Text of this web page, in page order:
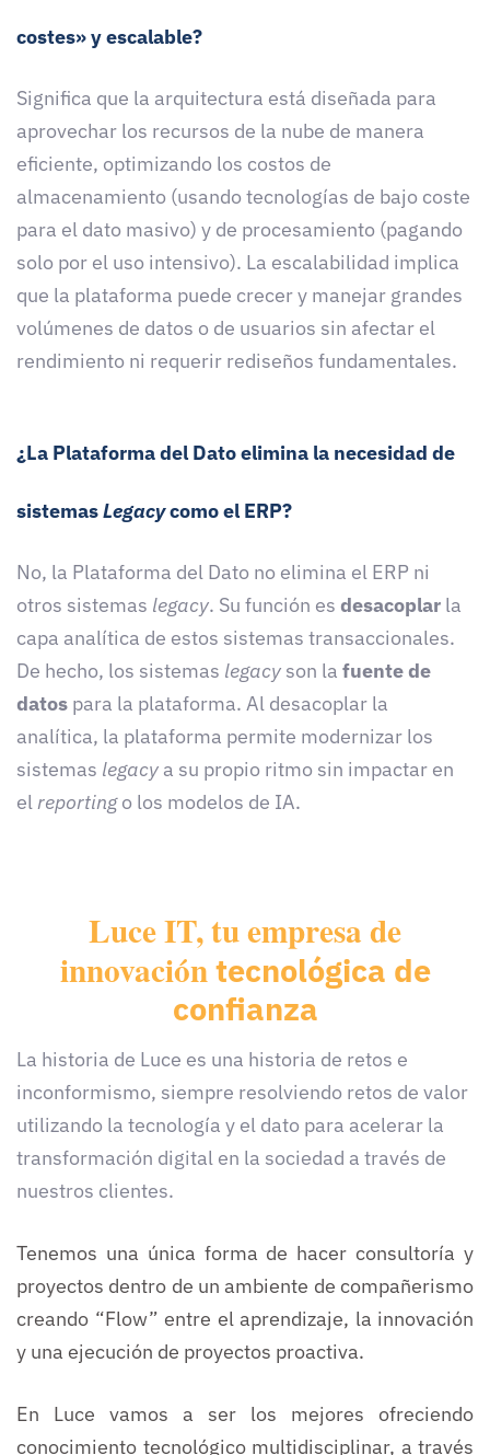
costes» y escalable?
Significa que la arquitectura está diseñada para
aprovechar los recursos de la nube de manera
eficiente, optimizando los costos de
almacenamiento (usando tecnologías de bajo coste
para el dato masivo) y de procesamiento (pagando
solo por el uso intensivo). La escalabilidad implica
que la plataforma puede crecer y manejar grandes
volúmenes de datos o de usuarios sin afectar el
rendimiento ni requerir rediseños fundamentales.
¿La Plataforma del Dato elimina la necesidad de
sistemasLegacycomo el ERP?
No, la Plataforma del Dato no elimina el ERP ni
otros sistemas legacy. Su función es desacoplar la
capa analítica de estos sistemas transaccionales.
De hecho, los sistemas legacy son la fuente de
datos para la plataforma. Al desacoplar la
analítica, la plataforma permite modernizar los
sistemas legacy a su propio ritmo sin impactar en
elreportingo los modelos de IA.
Luce IT, tu empresa de
innovacióntecnológica de
confianza
La historia de Luce es una historia de retos e
inconformismo, siempre resolviendo retos de valor
utilizando la tecnología y el dato para acelerar la
transformación digital en la sociedad a través de
nuestros clientes.
Tenemos una única forma de hacer consultoría y
proyectos dentro de un ambiente de compañerismo
creando “Flow” entre el aprendizaje, la innovación
y una ejecución de proyectos proactiva.
En Luce vamos a ser los mejores ofreciendo
conocimiento tecnológico multidisciplinar, a través